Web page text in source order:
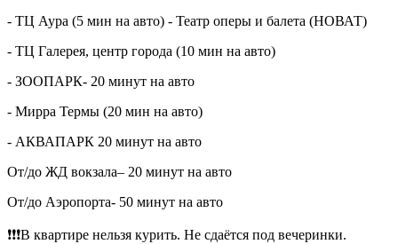
- ТЦ Аура (5 мин на авто) - Театр оперы и балета (НОВАТ)
- ТЦ Галерея, центр города (10 мин на авто)
- ЗООПАРК- 20 минут на авто
- Мирра Термы (20 мин на авто)
- АКВАПАРК 20 минут на авто
От/до ЖД вокзала– 20 минут на авто
От/до Аэропорта- 50 минут на авто
❗❗❗В квартире нельзя курить. Не сдаётся под вечеринки.